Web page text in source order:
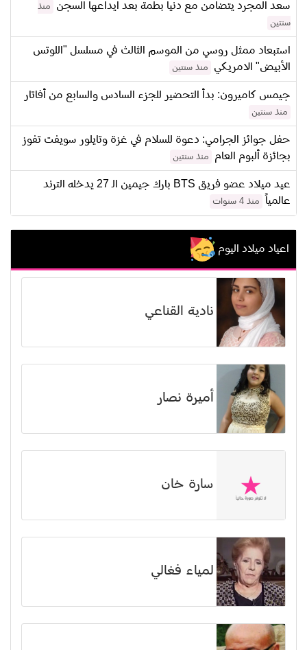
سعد المجرد يتضامن مع دنيا بطمة بعد ايداعها السجن
منذ
سنتين
استبعاد ممثل روسي من الموسم الثالث في مسلسل "اللوتس
الأبيض" الامريكي
منذ سنتين
جيمس كاميرون: بدأ التحضير للجزء السادس والسابع من أفاتار
منذ سنتين
حفل جوائز الجرامي: دعوة للسلام في غزة وتايلور سويفت تفوز
بجائزة ألبوم العام
منذ سنتين
عيد ميلاد عضو فريق BTS بارك جيمين الـ 27 يدخله الترند
عالمياً
منذ 4 سنوات
اعياد ميلاد اليوم
نادية القناعي
أميرة نصار
سارة خان
لمياء فغالي